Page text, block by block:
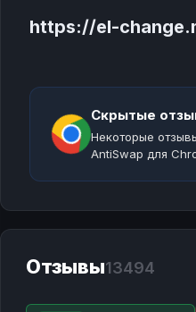
https://el-
Скрытые
Некоторые
AntiSwap для
Отзывы13494